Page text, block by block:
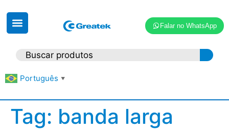
Falar no WhatsApp
Português ▼
Tag: banda larga